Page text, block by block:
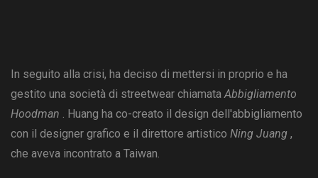
In seguito alla crisi, ha deciso di mettersi in proprio e ha
gestito una società di streetwear chiamataAbbigliamento
Hoodman . Huang ha co-creato il design dell'abbigliamento
con il designer grafico e il direttore artistico Ning Juang ,
che aveva incontrato a Taiwan.